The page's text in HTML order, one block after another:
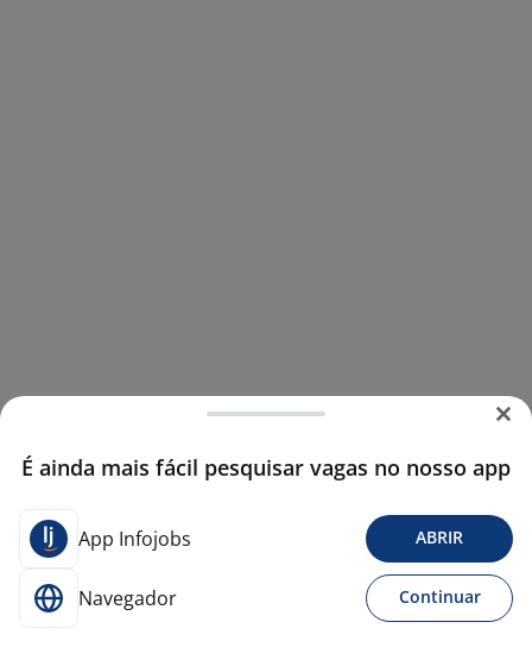
É ainda mais fácil pesquisar vagas no nosso app
App Infojobs ABRIR
Navegador Continuar